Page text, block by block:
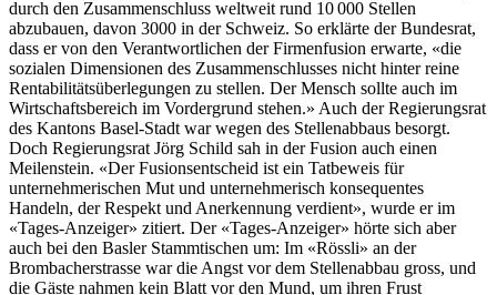
durch den Zusammenschluss weltweit rund 10 000 Stellen
abzubauen, davon 3000 in der Schweiz. So erklärte der Bundesrat,
dass er von den Verantwortlichen der Firmenfusion erwarte, «die
sozialen Dimensionen des Zusammenschlusses nicht hinter reine
Rentabilitätsüberlegungen zu stellen. Der Mensch sollte auch im
Wirtschaftsbereich im Vordergrund stehen.» Auch der Regierungsrat
des Kantons Basel-Stadt war wegen des Stellenabbaus besorgt.
Doch Regierungsrat Jörg Schild sah in der Fusion auch einen
Meilenstein. «Der Fusionsentscheid ist ein Tatbeweis für
unternehmerischen Mut und unternehmerisch konsequentes
Handeln, der Respekt und Anerkennung verdient», wurde er im
«Tages-Anzeiger» zitiert. Der «Tages-Anzeiger» hörte sich aber
auch bei den Basler Stamm­tischen um: Im «Rössli» an der
Brombacherstrasse war die Angst vor dem Stellenabbau gross, und
die Gäste nahmen kein Blatt vor den Mund, um ihren Frust